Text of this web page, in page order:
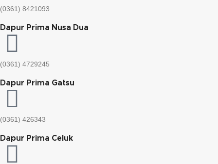
(0361) 8421093
Dapur Prima Nusa Dua
(0361) 4729245
Dapur Prima Gatsu
(0361) 426343
Dapur Prima Celuk